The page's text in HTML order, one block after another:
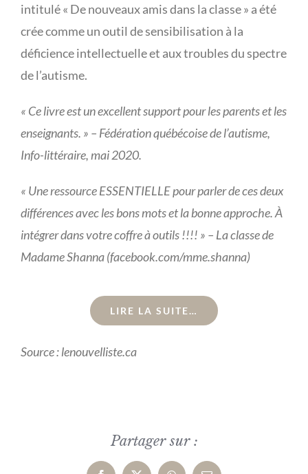
intitulé « De nouveaux amis dans la classe » a été
crée comme un outil de sensibilisation à la
déficience intellectuelle et aux troubles du spectre
de l’autisme.
« Ce livre est un excellent support pour les parents et les
enseignants. » – Fédération québécoise de l’autisme,
Info-littéraire, mai 2020.
« Une ressource ESSENTIELLE pour parler de ces deux
différences avec les bons mots et la bonne approche. À
intégrer dans votre coffre à outils !!!! » – La classe de
Madame Shanna (facebook.com/mme.shanna)
LIRE LA SUITE…
Source : lenouvelliste.ca
Partager sur :